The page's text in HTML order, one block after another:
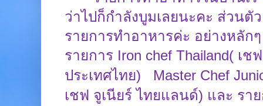
ว่าไปก็กำลังบูมเลยนะคะ ส่วนตั
รายการทำอาหารค่ะ อย่างหลั
รายการ Iron chef Thailand( เช
ประเทศไทย)
Master Chef
เชฟ จูเนียร์ ไทยแลนด์) และ รา